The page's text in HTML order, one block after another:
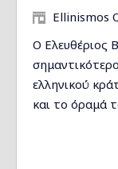
Ellinismos
Ο Ελευθέριος
ελληνικού
και το όραμά